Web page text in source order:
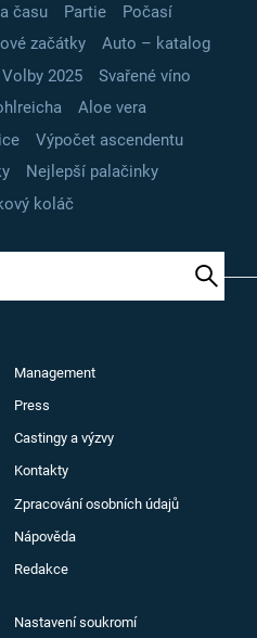
času Partie
Počasí
začátky
Auto – katalog
Volby 2025
Svařené víno
Aloe vera
Výpočet ascendentu
Nejlepší palačinky
koláč
Management
Press
Castingy a výzvy
Kontakty
Zpracování osobních údajů
Nápověda
Redakce
Nastavení soukromí